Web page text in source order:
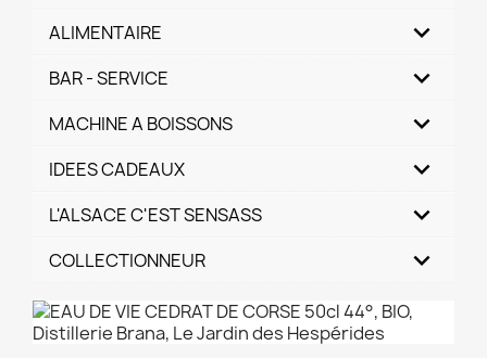
ALIMENTAIRE
BAR - SERVICE
MACHINE A BOISSONS
IDEES CADEAUX
L'ALSACE C'EST SENSASS
COLLECTIONNEUR